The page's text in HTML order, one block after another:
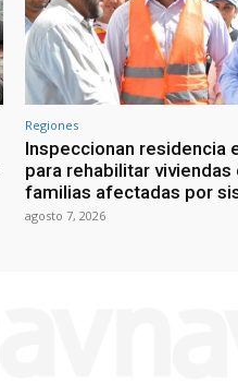
Regiones
Inspeccionan residencia
para rehabilitar viviendas
familias afectadas por
agosto 7, 2026